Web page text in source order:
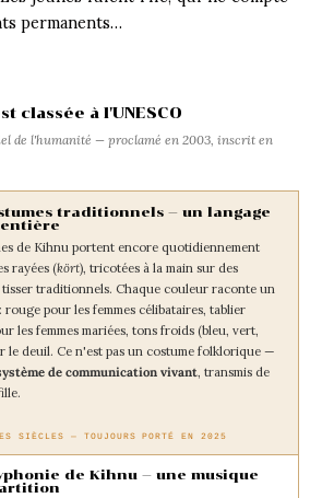
permanents…
classée à l'UNESCO
de l'humanité — proclamé en 2003, inscrit en
traditionnels — un langage
de Kihnu portent encore quotidiennement
rayées (kört), tricotées à la main sur des
tisser traditionnels. Chaque couleur raconte un
rouge pour les femmes célibataires, tablier
les femmes mariées, tons froids (bleu, vert,
le deuil. Ce n'est pas un costume folklorique —
de communication vivant, transmis de
SIÈCLES — TOUJOURS PORTÉ EN 2025
de Kihnu — une musique